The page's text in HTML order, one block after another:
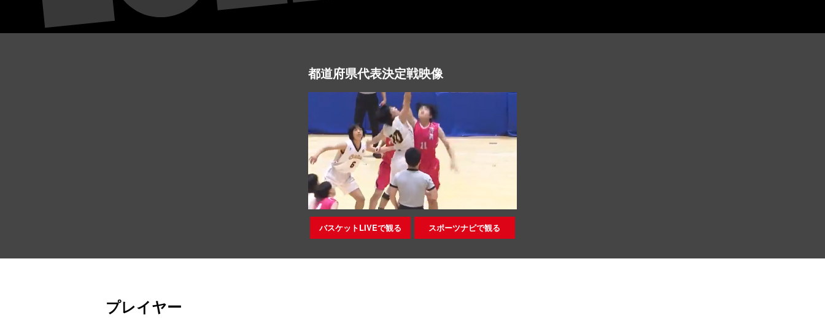
都道府県代表決定戦映像
バスケットLIVEで観る スポーツナビで観る
プレイヤー